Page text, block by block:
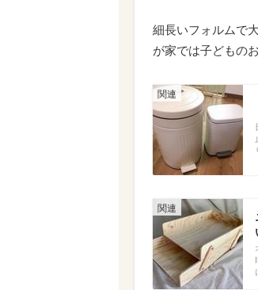
細長いフォルムで
が家では子どもの